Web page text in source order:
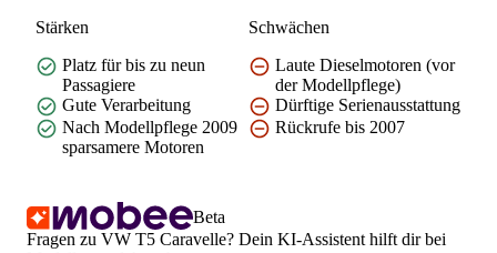
Stärken
Platz für bis zu neun
Passagiere
Gute Verarbeitung
Nach Modellpflege 2009
sparsamere Motoren
Schwächen
Laute Dieselmotoren (vor
der Modellpflege)
Dürftige Serienausstattung
Rückrufe bis 2007
Beta
Fragen zu VW T5 Caravelle? Dein KI-Assistent hilft dir bei